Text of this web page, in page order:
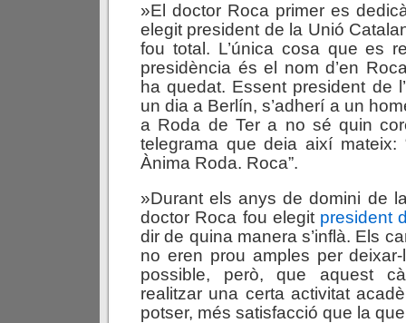
»El doctor Roca primer es
elegit president de la Unió
fou total. L’única cosa que es
presidència és el nom d’en
ha quedat. Essent president de
un dia a Berlín, s’adherí a un
a Roda de Ter a no sé quin
telegrama que deia així mateix:
Ànima Roda. Roca”.
»Durant els anys de domini de
doctor Roca fou elegit president
dir de quina manera s’inflà. Els
no eren prou amples per
possible, però, que aquest
realitzar una certa activitat
potser, més satisfacció que la